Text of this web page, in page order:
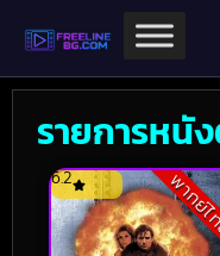
รายการหนั
พาก
6.2